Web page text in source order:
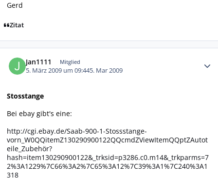
Gerd
Zitat
Jan1111 Mitglied
5. März 2009 um 09:445. Mar 2009
Stosstange
Bei ebay gibt's eine:
http://cgi.ebay.de/Saab-900-1-Stossstange-
vorn_W0QQitemZ130290900122QQcmdZViewItemQQptZAutot
eile_Zubehör?
hash=item130290900122&_trksid=p3286.c0.m14&_trkparms=7
2%3A1229%7C66%3A2%7C65%3A12%7C39%3A1%7C240%3A1
318